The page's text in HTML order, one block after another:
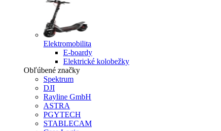
Elektromobilita
E-boardy
Elektrické kolobežky
Obľúbené značky
Spektrum
DJI
Rayline GmbH
ASTRA
PGYTECH
STABLECAM